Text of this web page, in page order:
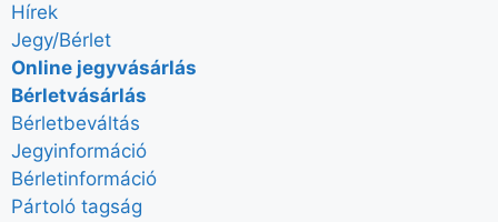
Hírek
Jegy/Bérlet
Online jegyvásárlás
Bérletvásárlás
Bérletbeváltás
Jegyinformáció
Bérletinformáció
Pártoló tagság